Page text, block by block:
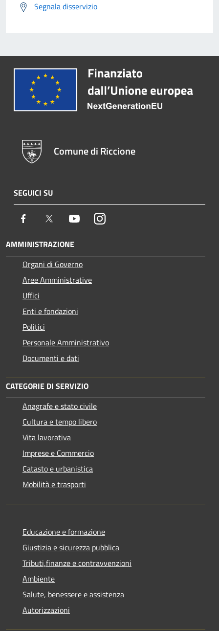
Segnala disservizio
Comune di Riccione
SEGUICI SU
Facebook Twitter YoutubeInstagram
AMMINISTRAZIONE
Organi di Governo
Aree Amministrative
Uffici
Enti e fondazioni
Politici
Personale Amministrativo
Documenti e dati
CATEGORIE DI SERVIZIO
Anagrafe e stato civile
Cultura e tempo libero
Vita lavorativa
Imprese e Commercio
Catasto e urbanistica
Mobilità e trasporti
Educazione e formazione
Giustizia e sicurezza pubblica
Tributi,finanze e contravvenzioni
Ambiente
Salute, benessere e assistenza
Autorizzazioni